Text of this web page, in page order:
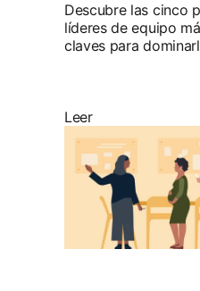
Descubre las cinco
líderes de equipo
claves para
Leer